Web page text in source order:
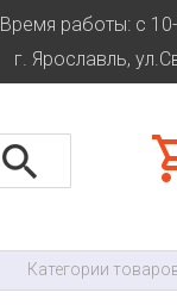
Время работы: с
г. Ярославль,
Категории